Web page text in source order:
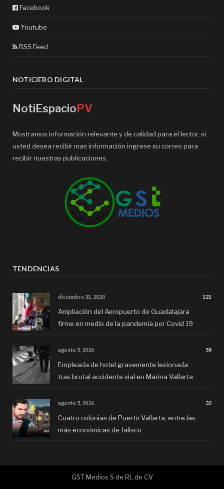
Facebook
Youtube
RSS Feed
NOTICIERO DIGITAL
NotiEspacioPV
Mostramos información relevante y de calidad para el lector, si
usted desea recibir mas información ingrese su correo para
recibir nuestras publicaciones.
TENDENCIAS
diciembre 31, 2020 121
Ampliación del Aeropuerto de Guadalajara
firme en medio de la pandemia por Covid 19
agosto 5, 2026 59
Empleada de hotel gravemente lesionada
tras brutal accidente vial en Marina Vallarta
agosto 5, 2026 32
Cuatro colonias de Puerto Vallarta, entre las
más económicas de Jalisco
GST Medios S de RL de CV